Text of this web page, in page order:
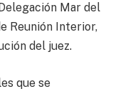
Mar del
Reunión Interior,
del juez.
que se